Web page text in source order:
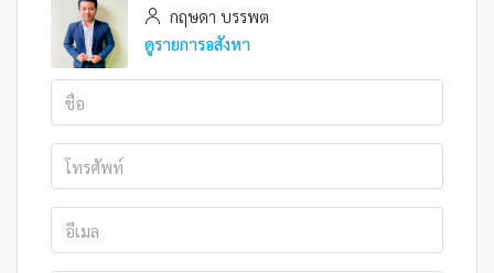
กฤษดา บรรพต
ดูรายการอสังหา